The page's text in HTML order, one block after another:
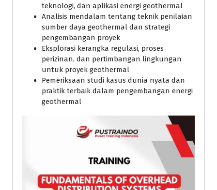
teknologi, dan aplikasi energi geothermal
Analisis mendalam tentang teknik penilaian
sumber daya geothermal dan strategi
pengembangan proyek
Eksplorasi kerangka regulasi, proses
perizinan, dan pertimbangan lingkungan
untuk proyek geothermal
Pemeriksaan studi kasus dunia nyata dan
praktik terbaik dalam pengembangan energi
geothermal